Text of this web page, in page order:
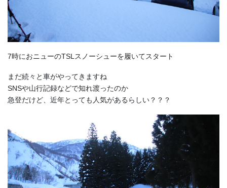
7時におニューのTSLスノーシューを履いてスタート
まだ続々と車がやってきますね
SNSや山行記録などで知れ渡ったのか
急登だけど、近年とっても人気があるらしい？？？